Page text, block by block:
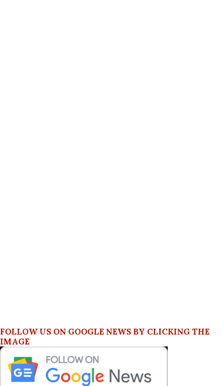
FOLLOW US ON GOOGLE NEWS BY CLICKING THE
IMAGE